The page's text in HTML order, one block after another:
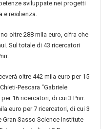
sviluppate nei progetti
e resilienza.
oltre 288 mila euro, cifra che
Sul totale di 43 ricercatori
oltre 442 mila euro per 15
Pescara “Gabriele
16 ricercatori, di cui 3 Pnrr.
euro per 7 ricercatori, di cui 3
Gran Sasso Science Institute